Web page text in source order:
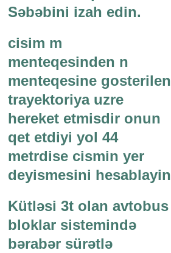
Səbəbini izah edin.
cisim m
menteqesinden n
menteqesine gosterilen
trayektoriya uzre
hereket etmisdir onun
qet etdiyi yol 44
metrdise cismin yer
deyismesini hesablayin
Kütləsi 3t olan avtobus
bloklar sistemində
bərabər sürətlə